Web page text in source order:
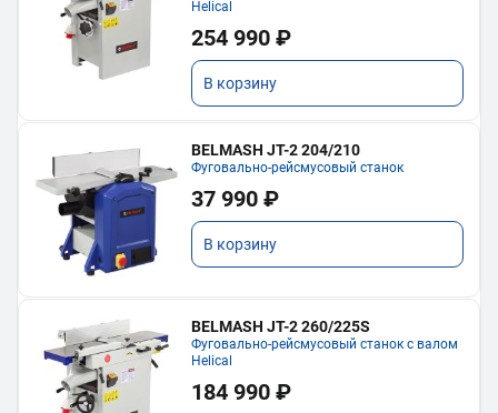
Helical
254 990 ₽
В корзину
BELMASH JT-2 204/210
Фуговально-рейсмусовый станок
37 990 ₽
В корзину
BELMASH JT-2 260/225S
Фуговально-рейсмусовый станок с валом
Helical
184 990 ₽